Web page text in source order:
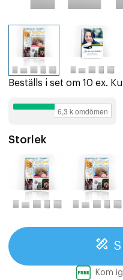
Beställs i set om 10 ex.
Storlek
Kom